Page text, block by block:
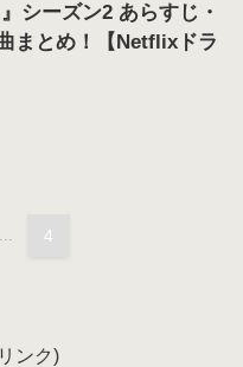
シーズン2 あらすじ・
まとめ！【Netflixドラ
... 4
ンク)